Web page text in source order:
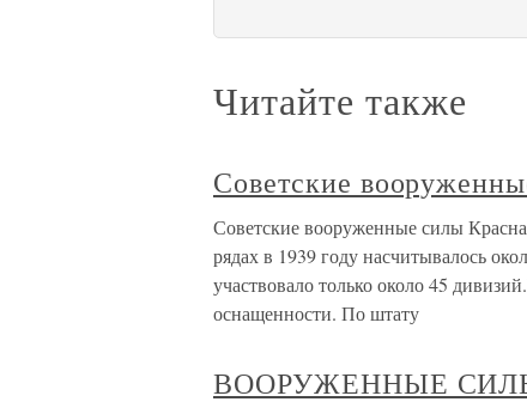
Читайте также
Советские
Советские вооруженные силы
рядах в 1939 году насчитывалось
участвовало только около 45
оснащенности. По штату
ВООРУЖЕННЫЕ